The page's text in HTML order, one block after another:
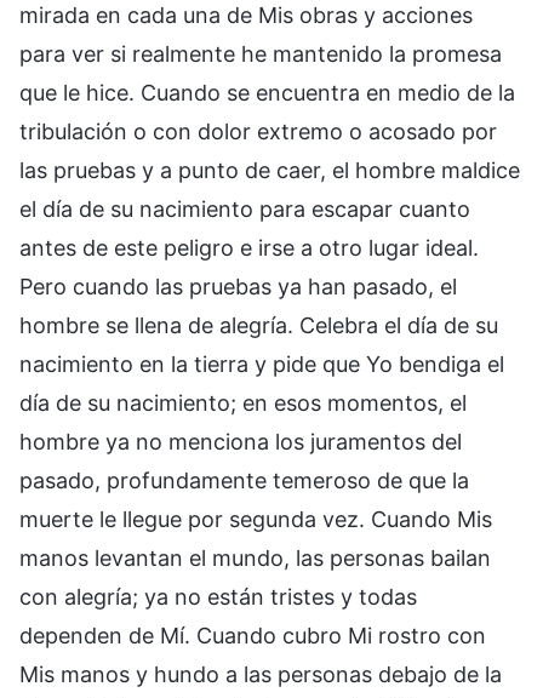
mirada en cada una de Mis obras y acciones
para ver si realmente he mantenido la promesa
que le hice. Cuando se encuentra en medio de la
tribulación o con dolor extremo o acosado por
las pruebas y a punto de caer, el hombre maldice
el día de su nacimiento para escapar cuanto
antes de este peligro e irse a otro lugar ideal.
Pero cuando las pruebas ya han pasado, el
hombre se llena de alegría. Celebra el día de su
nacimiento en la tierra y pide que Yo bendiga el
día de su nacimiento; en esos momentos, el
hombre ya no menciona los juramentos del
pasado, profundamente temeroso de que la
muerte le llegue por segunda vez. Cuando Mis
manos levantan el mundo, las personas bailan
con alegría; ya no están tristes y todas
dependen de Mí. Cuando cubro Mi rostro con
Mis manos y hundo a las personas debajo de la